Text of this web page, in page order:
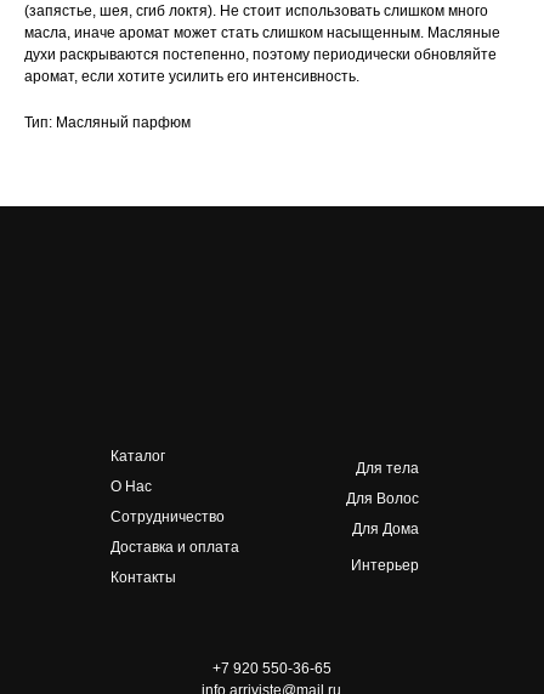
(запястье, шея, сгиб локтя). Не стоит использовать слишком много
масла, иначе аромат может стать слишком насыщенным. Масляные
духи раскрываются постепенно, поэтому периодически обновляйте
аромат, если хотите усилить его интенсивность.
Тип: Масляный парфюм
+7 920 550-36-65
info.arriviste@mail.ru
Для тела
Для Волос
Для Дома
Интерьер
Каталог
О Нас
Сотрудничество
Доставка и оплата
Контакты